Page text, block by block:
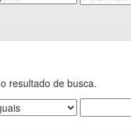
resultado de busca.